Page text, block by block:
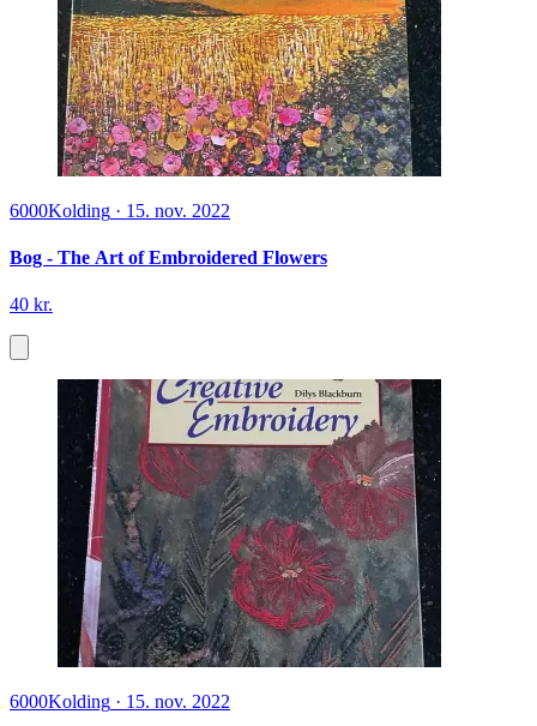
6000Kolding · 15. nov. 2022
Bog - The Art of Embroidered Flowers
40 kr.
6000Kolding · 15. nov. 2022